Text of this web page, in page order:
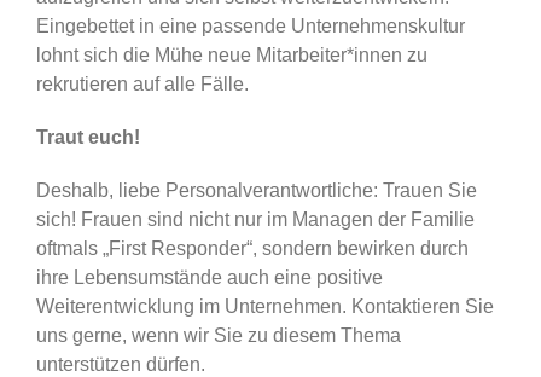
Eingebettet in eine passende Unternehmenskultur
lohnt sich die Mühe neue Mitarbeiter*innen zu
rekrutieren auf alle Fälle.
Traut euch!
Deshalb, liebe Personalverantwortliche: Trauen Sie
sich! Frauen sind nicht nur im Managen der Familie
oftmals „First Responder“, sondern bewirken durch
ihre Lebensumstände auch eine positive
Weiterentwicklung im Unternehmen. Kontaktieren Sie
uns gerne, wenn wir Sie zu diesem Thema
unterstützen dürfen.